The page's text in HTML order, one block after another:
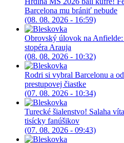
Barcelona mu brániť nebude
(08. 08. 2026 - 16:59)
Obrovský úlovok na
stopéra Arauja
(08. 08. 2026 - 10:32)
Rodri si vybral Barcelonu a
prestupovej čiastke
(07. 08. 2026 - 10:34)
Turecké šialenstvo! Salaha
tisícky fanúšikov
(07. 08. 2026 - 09:43)